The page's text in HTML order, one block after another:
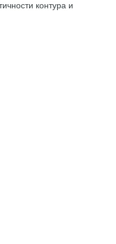
контура и